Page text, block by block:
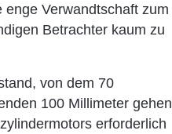
Verwandtschaft zum
Betrachter kaum zu
von dem 70
100 Millimeter gehen
erforderlich